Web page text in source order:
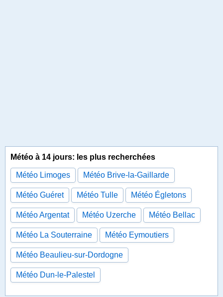
Météo à 14 jours: les plus recherchées
Météo Limoges Météo Brive-la-Gaillarde
Météo Guéret Météo Tulle Météo Égletons
Météo Argentat Météo Uzerche Météo Bellac
Météo La Souterraine Météo Eymoutiers
Météo Beaulieu-sur-Dordogne
Météo Dun-le-Palestel